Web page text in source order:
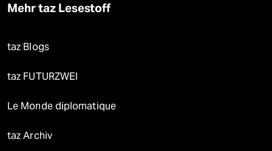
Mehr taz Lesestoff
taz Blogs
taz FUTURZWEI
Le Monde diplomatique
taz Archiv